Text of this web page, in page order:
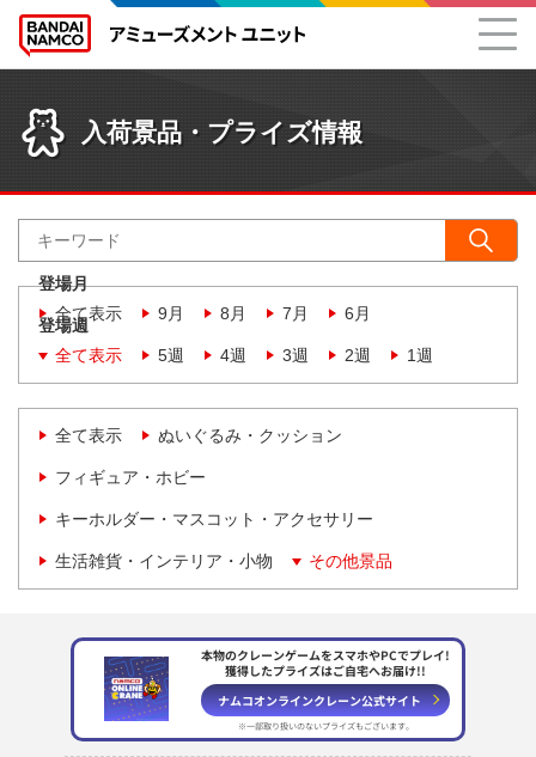
入荷景品・プライズ情報
登場月
全て表示
9月 8月 7月 6月
登場週
全て表示
5週 4週 3週 2週 1週
全て表示 ぬいぐるみ・クッション
フィギュア・ホビー
キーホルダー・マスコット・アクセサリー
生活雑貨・インテリア・小物 その他景品
本物のクレーンゲームをスマホやPCでプレイ!
獲得したプライズはご自宅へお届け!!
ナムコオンラインクレーン公式サイト
※一部取り扱いのないプライズもございます。